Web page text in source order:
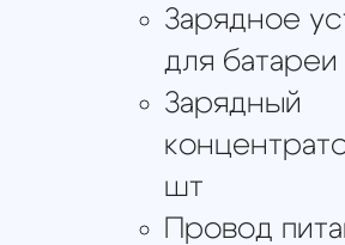
ГНСС антенны - 1 шт
Корпус ГНСС
приемника для
установки на DJI
Matrice 200/210 - 1 шт
подключения ГНСС
приемника к